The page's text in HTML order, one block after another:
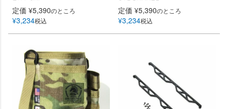
定価 ¥5,390のところ
¥3,234税込
定価 ¥5,390のところ
¥3,234税込